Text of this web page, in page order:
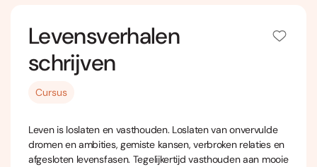
Levensverhalen
schrijven
Cursus
Leven is loslaten en vasthouden. Loslaten van onvervulde
dromen en ambities, gemiste kansen, verbroken relaties en
afgesloten levensfasen. Tegelijkertijd vasthouden aan mooie